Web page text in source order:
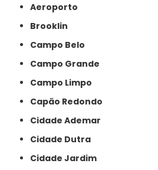
Aeroporto
Brooklin
Campo Belo
Campo Grande
Campo Limpo
Capão Redondo
Cidade Ademar
Cidade Dutra
Cidade Jardim